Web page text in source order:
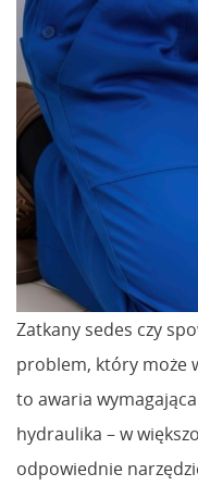
Zatkany sedes czy
problem, który może
to awaria
hydraulika – w
odpowiednie